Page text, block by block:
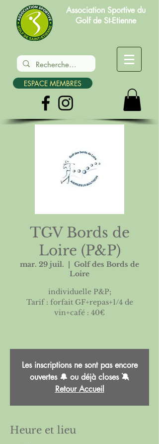
Association Sportive du
Golf de St-Etienne
ESPACE MEMBRES
TGV Bords de
Loire (P&P)
mar. 29 juil.
Golf des Bords de
Loire
individuelle P&P;
Tarif : forfait GF+repas+1/4 de
vin+café : 40€
Les inscriptions ne sont pas encore
ouvertes 🔔 ou déjà closes 🔕
Retour Accueil
Heure et lieu